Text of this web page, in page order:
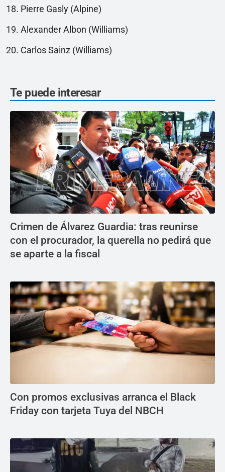
Pierre Gasly (Alpine)
Alexander Albon (Williams)
Carlos Sainz (Williams)
Te puede interesar
Crimen de Álvarez Guardia: tras reunirse
con el procurador, la querella no pedirá que
se aparte a la fiscal
Con promos exclusivas arranca el Black
Friday con tarjeta Tuya del NBCH